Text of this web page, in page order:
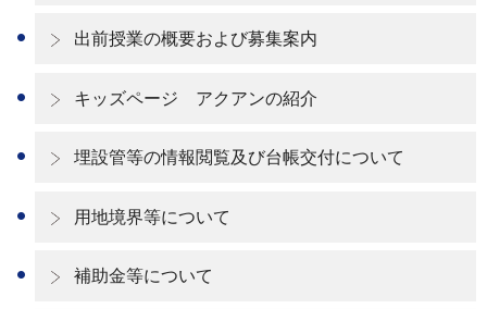
出前授業の概要および募集案内
キッズページ アクアンの紹介
埋設管等の情報閲覧及び台帳交付について
用地境界等について
補助金等について